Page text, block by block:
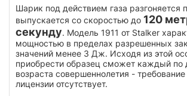
Шарик под действием газа разгоняется
выпускается со скоростью до 120
секунду. Модель 1911 от Stalker
мощностью в пределах разрешенных
значений менее 3 Дж. Исходя из этой
приобрести образец сможет каждый по
возраста совершеннолетия -
лицензии отсутствует.